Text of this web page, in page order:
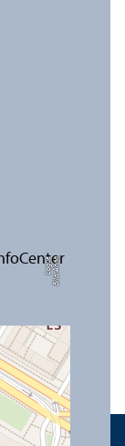
Bil
d:
A
n
n
a
L
o
g
u
e